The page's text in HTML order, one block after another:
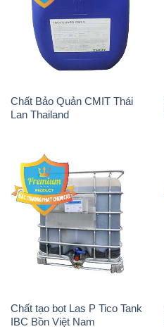
Chất Bảo Quản CMIT Thái
Lan Thailand
Chất tạo bọt Las P Tico Tank
IBC Bồn Việt Nam